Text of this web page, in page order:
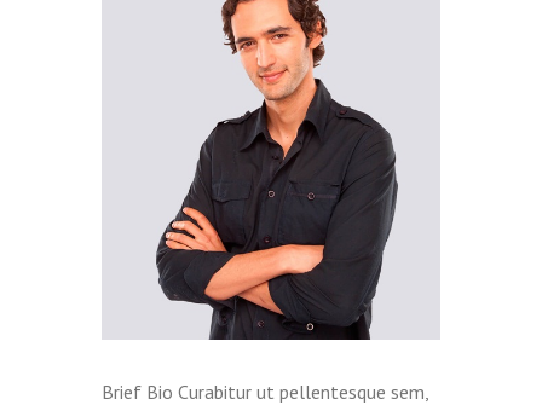
Brief Bio Curabitur ut pellentesque sem,